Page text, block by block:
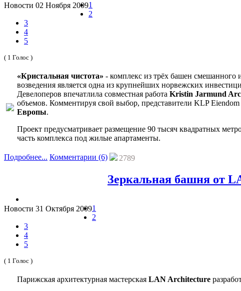
Новости 02 Ноября 20091
2
3
4
5
( 1 Голос )
«Кристальная чистота» - комплекс из трёх башен смешанного
возведения является одна из крупнейших норвежских
Девелоперов впечатлила совместная работа Kristin Jarmund
объемов. Комментируя свой выбор, представители KLP
Европы.
Проект предусматривает размещение 90 тысяч квадратных
часть комплекса под жилые апартаменты.
Подробнее... Комментарии (6) 2789
Зеркальная башня от
Новости 31 Октября 20091
2
3
4
5
( 1 Голос )
Парижская архитектурная мастерская LAN Architecture